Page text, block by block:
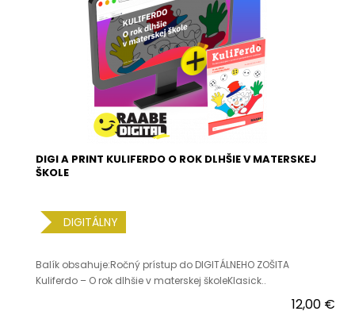
DIGI A PRINT KULIFERDO O ROK DLHŠIE V MATERSKEJ
ŠKOLE
DIGITÁLNY
Balík obsahuje:Ročný prístup do DIGITÁLNEHO ZOŠITA
Kuliferdo – O rok dlhšie v materskej školeKlasick..
12,00 €